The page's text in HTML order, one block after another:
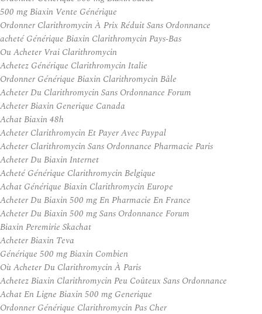
500 mg Biaxin Vente Générique
Ordonner Clarithromycin À Prix Réduit Sans Ordonnance
acheté Générique Biaxin Clarithromycin Pays-Bas
Ou Acheter Vrai Clarithromycin
Achetez Générique Clarithromycin Italie
Ordonner Générique Biaxin Clarithromycin Bâle
Acheter Du Clarithromycin Sans Ordonnance Forum
Acheter Biaxin Generique Canada
Achat Biaxin 48h
Acheter Clarithromycin Et Payer Avec Paypal
Acheter Clarithromycin Sans Ordonnance Pharmacie Paris
Acheter Du Biaxin Internet
Acheté Générique Clarithromycin Belgique
Achat Générique Biaxin Clarithromycin Europe
Acheter Du Biaxin 500 mg En Pharmacie En France
Acheter Du Biaxin 500 mg Sans Ordonnance Forum
Biaxin Peremirie Skachat
Acheter Biaxin Teva
Générique 500 mg Biaxin Combien
Où Acheter Du Clarithromycin À Paris
Achetez Biaxin Clarithromycin Peu Coûteux Sans Ordonnance
Achat En Ligne Biaxin 500 mg Generique
Ordonner Générique Clarithromycin Pas Cher